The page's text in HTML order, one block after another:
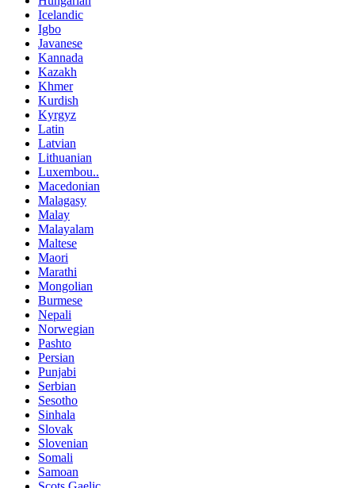
Icelandic
Igbo
Javanese
Kannada
Kazakh
Khmer
Kurdish
Kyrgyz
Latin
Latvian
Lithuanian
Luxembou..
Macedonian
Malagasy
Malay
Malayalam
Maltese
Maori
Marathi
Mongolian
Burmese
Nepali
Norwegian
Pashto
Persian
Punjabi
Serbian
Sesotho
Sinhala
Slovak
Slovenian
Somali
Samoan